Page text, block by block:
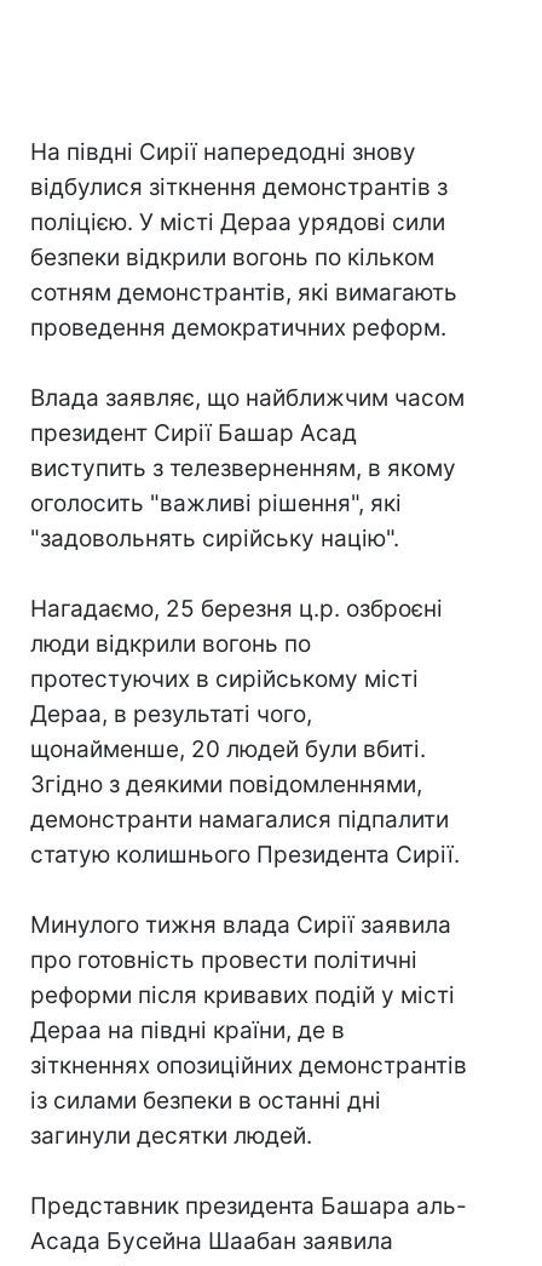
На півдні Сирії напередодні знову
відбулися зіткнення демонстрантів з
поліцією. У місті Дераа урядові сили
безпеки відкрили вогонь по кільком
сотням демонстрантів, які вимагають
проведення демократичних реформ.
Влада заявляє, що найближчим часом
президент Сирії Башар Асад
виступить з телезверненням, в якому
оголосить "важливі рішення", які
"задовольнять сирійську націю".
Нагадаємо, 25 березня ц.р. озброєні
люди відкрили вогонь по
протестуючих в сирійському місті
Дераа, в результаті чого,
щонайменше, 20 людей були вбиті.
Згідно з деякими повідомленнями,
демонстранти намагалися підпалити
статую колишнього Президента Сирії.
Минулого тижня влада Сирії заявила
про готовність провести політичні
реформи після кривавих подій у місті
Дераа на півдні країни, де в
зіткненнях опозиційних демонстрантів
із силами безпеки в останні дні
загинули десятки людей.
Представник президента Башара аль-
Асада Бусейна Шаабан заявила